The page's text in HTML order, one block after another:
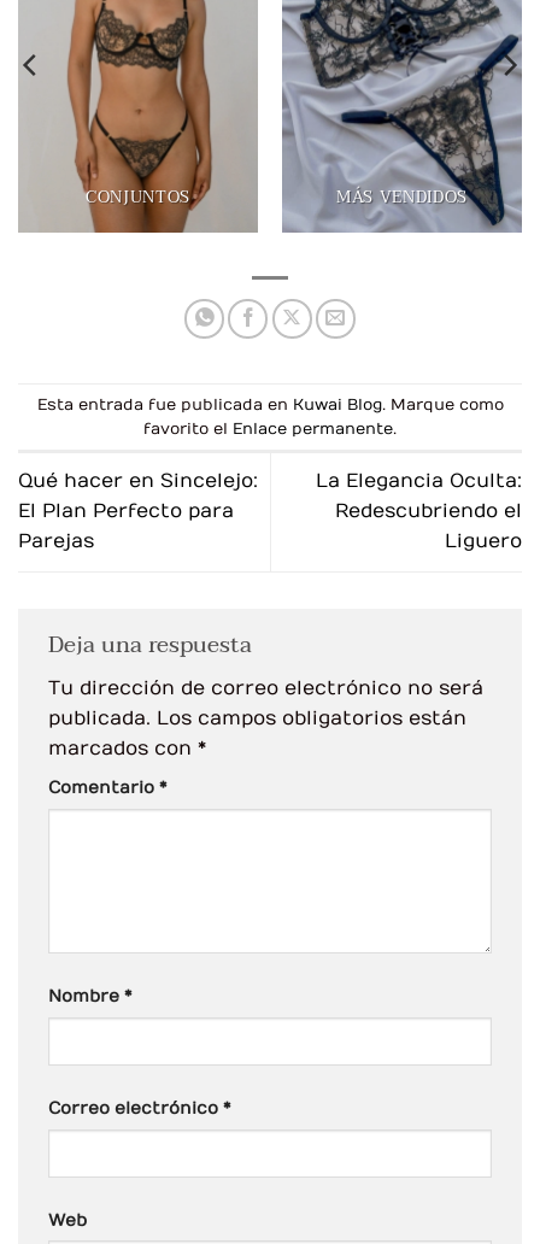
CONJUNTOS MÁS VENDIDOS
Esta entrada fue publicada en Kuwai Blog. Marque como
favorito el Enlace permanente.
Qué hacer en Sincelejo:
El Plan Perfecto para
Parejas
La Elegancia Oculta:
Redescubriendo el
Liguero
Deja una respuesta
Tu dirección de correo electrónico no será
publicada. Los campos obligatorios están
marcados con *
Comentario *
Nombre *
Correo electrónico *
Web